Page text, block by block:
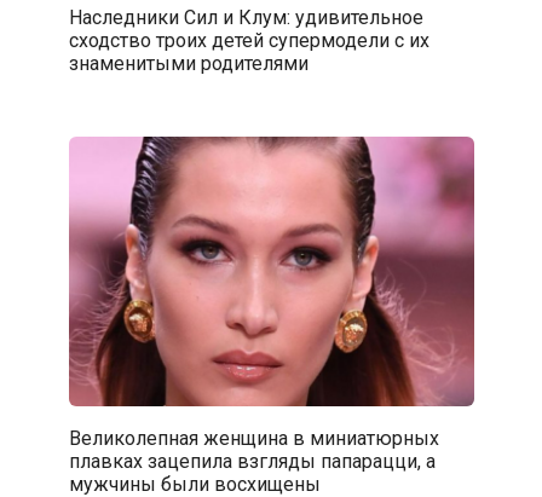
Наследники Сил и Клум: удивительное
сходство троих детей супермодели с их
знаменитыми родителями
Великолепная женщина в миниатюрных
плавках зацепила взгляды папарацци, а
мужчины были восхищены